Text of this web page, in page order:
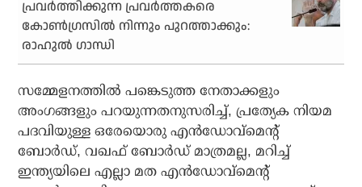
പ്രവര്‍ത്തിക്കുന്ന പ്രവര്‍ത്തകരെ
കോണ്‍ഗ്രസില്‍ നിന്നും പുറത്താക്കും:
രാഹുല്‍ ഗാന്ധി
സമ്മേളനത്തിൽ പങ്കെടുത്ത നേതാക്കളും
അംഗങ്ങളും പറയുന്നതനുസരിച്ച്, പ്രത്യേക നിയമ
പദവിയുള്ള ഒരേയൊരു എൻഡോവ്‌മെന്റ്
ബോർഡ്, വഖഫ് ബോർഡ് മാത്രമല്ല, മറിച്ച്
ഇന്ത്യയിലെ എല്ലാ മത എൻഡോവ്‌മെന്റ്